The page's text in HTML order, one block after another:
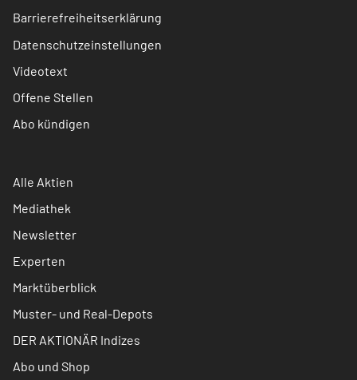
Barrierefreiheitserklärung
Datenschutzeinstellungen
Videotext
Offene Stellen
Abo kündigen
Alle Aktien
Mediathek
Newsletter
Experten
Marktüberblick
Muster- und Real-Depots
DER AKTIONÄR Indizes
Abo und Shop